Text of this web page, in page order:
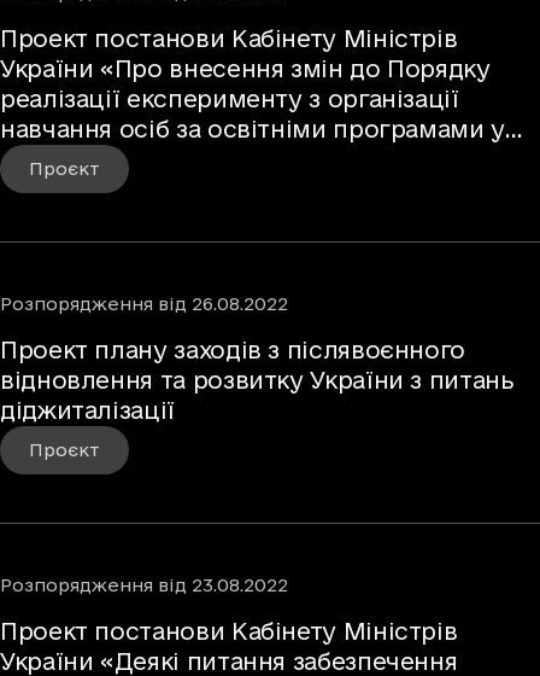
Проект постанови Кабінету Міністрів
України «Про внесення змін до Порядку
реалізації експерименту з організації
навчання осіб за освітніми програмами у
сфері інформаційних технологій «Старт в
ІТ»
Проєкт
Розпорядження від 26.08.2022
Проект плану заходів з післявоєнного
відновлення та розвитку України з питань
діджиталізації
Проєкт
Розпорядження від 23.08.2022
Проект постанови Кабінету Міністрів
України «Деякі питання забезпечення